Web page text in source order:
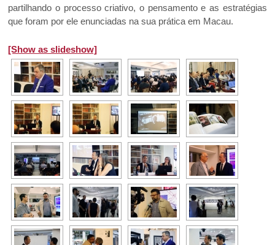
partilhando o processo criativo, o pensamento e as estratégias
que foram por ele enunciadas na sua prática em Macau.
[Show as slideshow]